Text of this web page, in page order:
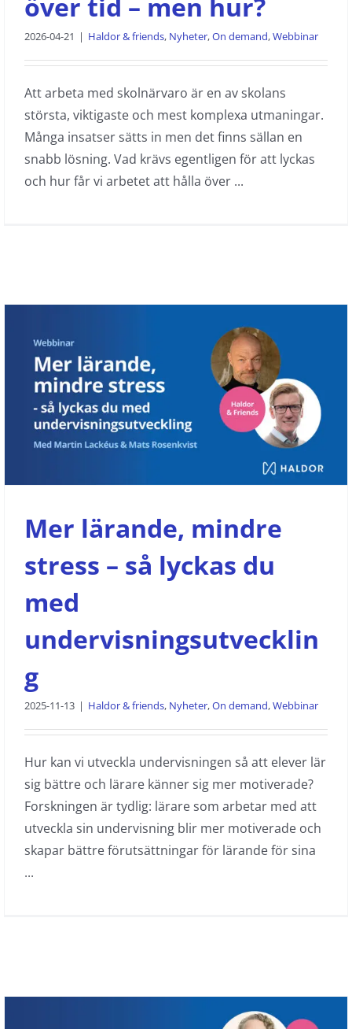
2026-04-21 | Haldor & friends, Nyheter,On demand,Webbinar
Att arbeta med skolnärvaro är en av skolans
största, viktigaste och mest komplexa utmaningar.
Många insatser sätts in men det finns sällan en
snabb lösning. Vad krävs egentligen för att lyckas
och hur får vi arbetet att hålla över ...
Mer lärande, mindre stress – så
lyckas du med
undervisningsutveckling
Haldor & friends Nyheter On demand Webbinar
Mer lärande, mindre
stress – så lyckas du
med
undervisningsutvecklin
g
2025-11-13 | Haldor & friends, Nyheter,On demand,Webbinar
Hur kan vi utveckla undervisningen så att elever lär
sig bättre och lärare känner sig mer motiverade?
Forskningen är tydlig: lärare som arbetar med att
utveckla sin undervisning blir mer motiverade och
skapar bättre förutsättningar för lärande för sina
...